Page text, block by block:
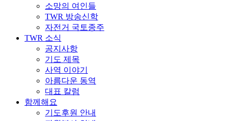
소망의 여인들
TWR 방송신학
자전거 국토종주
TWR 소식
공지사항
기도 제목
사역 이야기
아름다운 동역
대표 칼럼
함께해요
기도후원 안내